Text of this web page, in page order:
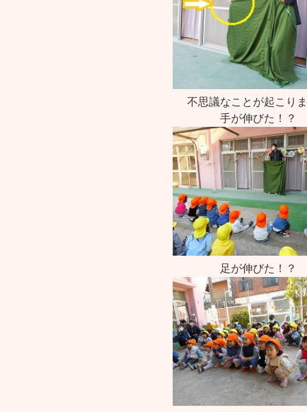
不思議なことが起こり
手が伸びた！？
足が伸びた！？